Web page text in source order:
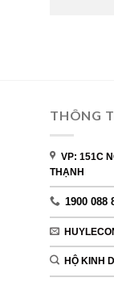
THÔNG
VP: 151C
THẠNH
1900 088
HỘ KINH